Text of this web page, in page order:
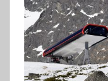
a
0
1